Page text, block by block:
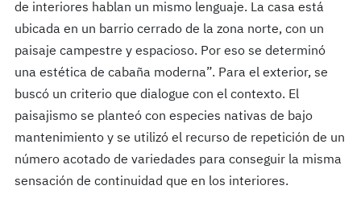
de interiores hablan un mismo lenguaje. La casa está
ubicada en un barrio cerrado de la zona norte, con un
paisaje campestre y espacioso. Por eso se determinó
una estética de cabaña moderna”. Para el exterior, se
buscó un criterio que dialogue con el contexto. El
paisajismo se planteó con especies nativas de bajo
mantenimiento y se utilizó el recurso de repetición de un
número acotado de variedades para conseguir la misma
sensación de continuidad que en los interiores.